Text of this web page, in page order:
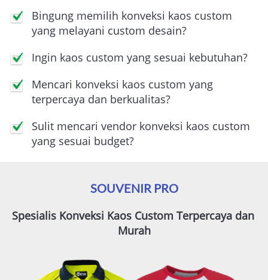
Bingung memilih konveksi kaos custom
yang melayani custom desain?
Ingin kaos custom yang sesuai kebutuhan?
Mencari konveksi kaos custom yang
terpercaya dan berkualitas?
Sulit mencari vendor konveksi kaos custom
yang sesuai budget?
SOUVENIR PRO
Spesialis Konveksi Kaos Custom Terpercaya dan
Murah